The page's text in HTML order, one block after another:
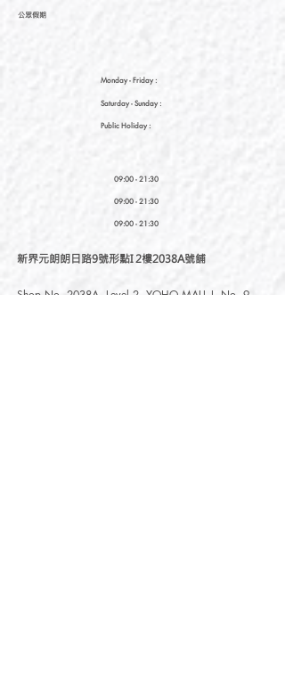
公眾假期
Monday - Friday :
Saturday- Sunday :
Public Holiday :
09:00 - 21:30
09:00 - 21:30
09:00 - 21:30
新界元朗朗日路9號形點I 2樓2038A號舖
Shop No. 2038A, Level 2, YOHO MALL I, No. 9